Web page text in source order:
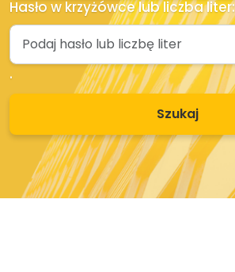
Hasło w krzyżówce lub liczba liter:
.
Szukaj